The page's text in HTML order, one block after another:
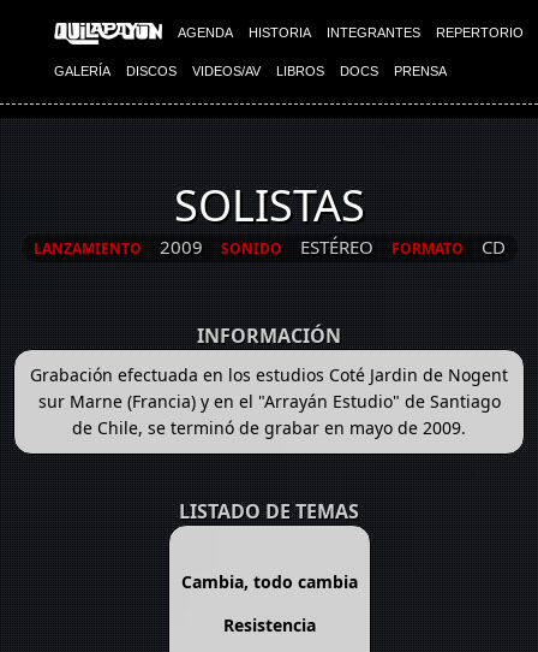
AGENDA HISTORIA INTEGRANTES REPERTORIO
GALERÍA DISCOS VIDEOS/AV LIBROS DOCS PRENSA
SOLISTAS
LANZAMIENTO 2009 SONIDO ESTÉREO FORMATO CD
INFORMACIÓN
Grabación efectuada en los estudios Coté Jardin de Nogent
sur Marne (Francia) y en el "Arrayán Estudio" de Santiago
de Chile, se terminó de grabar en mayo de 2009.
LISTADO DE TEMAS
Cambia, todo cambia
Resistencia